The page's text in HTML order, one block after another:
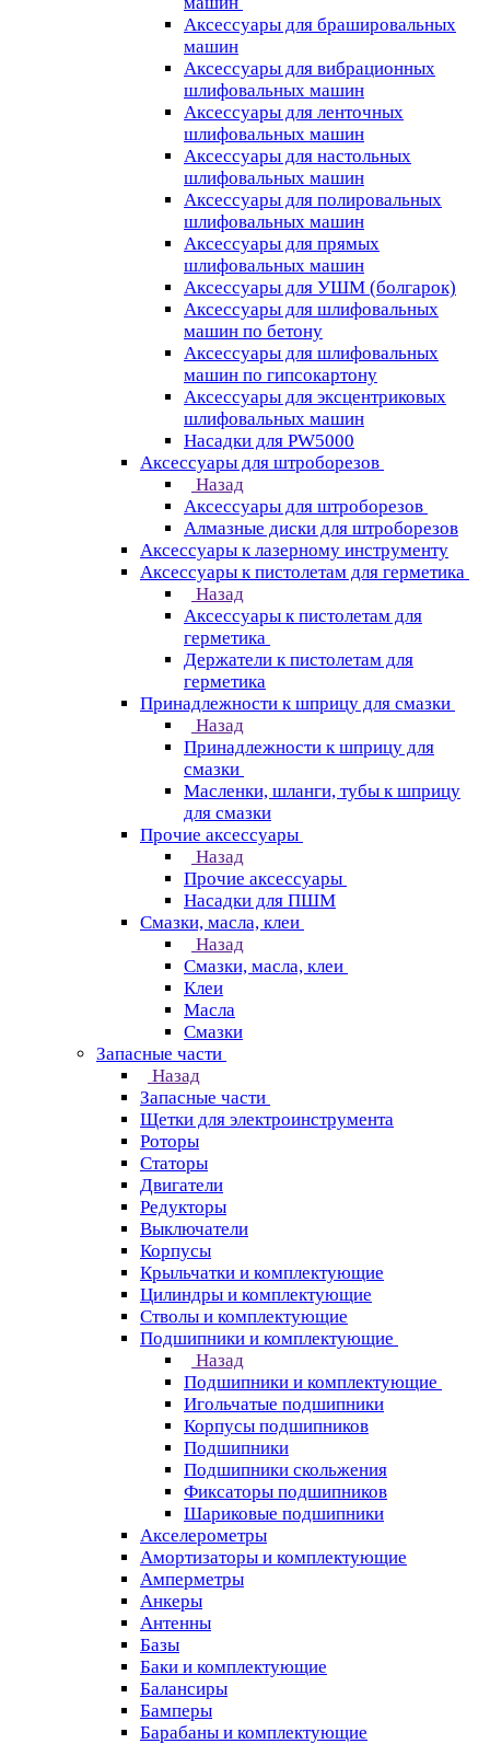
Аксессуары для брашировальных
машин
Аксессуары для вибрационных
шлифовальных машин
Аксессуары для ленточных
шлифовальных машин
Аксессуары для настольных
шлифовальных машин
Аксессуары для полировальных
шлифовальных машин
Аксессуары для прямых
шлифовальных машин
Аксессуары для УШМ (болгарок)
Аксессуары для шлифовальных
машин по бетону
Аксессуары для шлифовальных
машин по гипсокартону
Аксессуары для эксцентриковых
шлифовальных машин
Насадки для PW5000
Аксессуары для штроборезов
Назад
Аксессуары для штроборезов
Алмазные диски для штроборезов
Аксессуары к лазерному инструменту
Аксессуары к пистолетам для герметика
Назад
Аксессуары к пистолетам для
герметика
Держатели к пистолетам для
герметика
Принадлежности к шприцу для смазки
Назад
Принадлежности к шприцу для
смазки
Масленки, шланги, тубы к шприцу
для смазки
Прочие аксессуары
Назад
Прочие аксессуары
Насадки для ПШМ
Смазки, масла, клеи
Назад
Смазки, масла, клеи
Клеи
Масла
Смазки
Запасные части
Назад
Запасные части
Щетки для электроинструмента
Роторы
Статоры
Двигатели
Редукторы
Выключатели
Корпусы
Крыльчатки и комплектующие
Цилиндры и комплектующие
Стволы и комплектующие
Подшипники и комплектующие
Назад
Подшипники и комплектующие
Игольчатые подшипники
Корпусы подшипников
Подшипники
Подшипники скольжения
Фиксаторы подшипников
Шариковые подшипники
Акселерометры
Амортизаторы и комплектующие
Амперметры
Анкеры
Антенны
Базы
Баки и комплектующие
Балансиры
Бамперы
Барабаны и комплектующие